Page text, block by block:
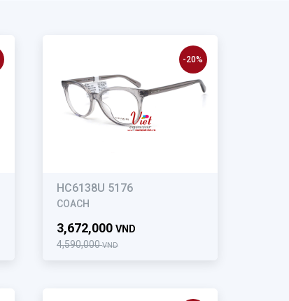
HC6138U 5176
COACH
4,590,000VND
3,672,000 VND
-20%